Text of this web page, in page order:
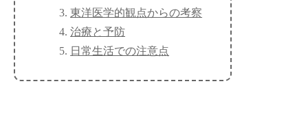
東洋医学的観点からの考察
治療と予防
日常生活での注意点